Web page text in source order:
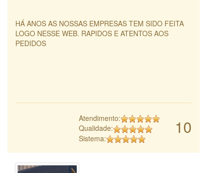
HÁ ANOS AS NOSSAS EMPRESAS TEM SIDO FEITA
LOGO NESSE WEB. RAPIDOS E ATENTOS AOS
PEDIDOS
10
Atendimento:
Qualidade:
Sistema: